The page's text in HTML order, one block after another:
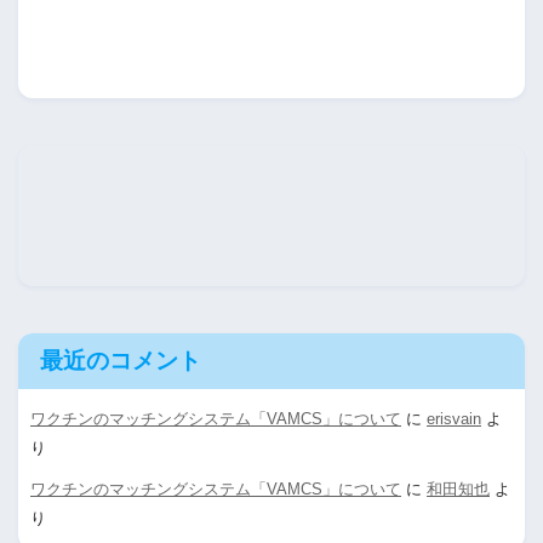
最近のコメント
ワクチンのマッチングシステム「VAMCS」について に erisvain よ
り
ワクチンのマッチングシステム「VAMCS」について に 和田知也 よ
り